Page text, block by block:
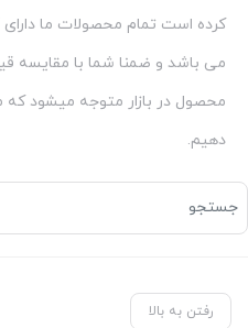
کرده است تمام محصولات ما دارای
می باشد و ضمنا شما با مقایسه
محصول در بازار متوجه میشود که
دهیم.
رفتن به بالا